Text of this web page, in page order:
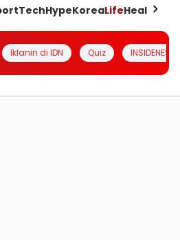
TechHypeKoreaLifeHealth
Iklanin di IDN Quiz INSIDENESIA